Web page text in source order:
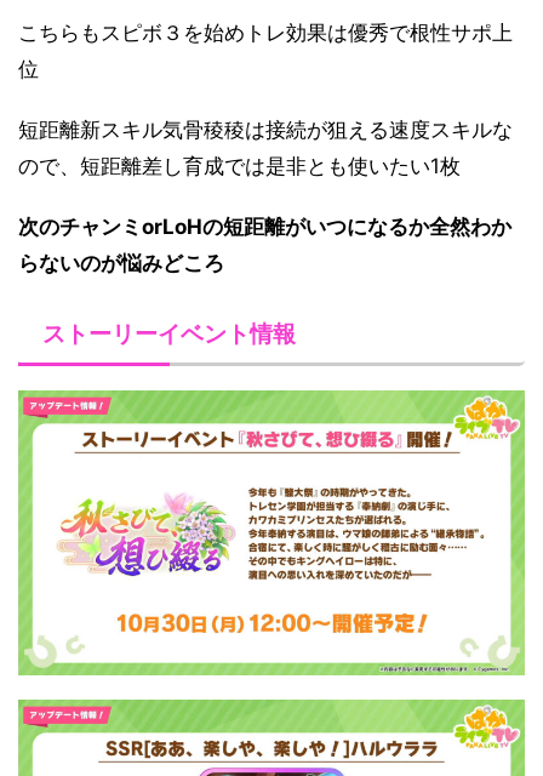
こちらもスピボ３を始めトレ効果は優秀で根性サポ上
位
短距離新スキル気骨稜稜は接続が狙える速度スキルな
ので、短距離差し育成では是非とも使いたい1枚
次のチャンミorLoHの短距離がいつになるか全然わか
らないのが悩みどころ
ストーリーイベント情報